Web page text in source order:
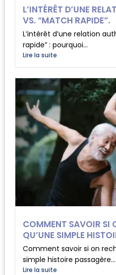
L’INTÉRÊT D’UNE
VS. “MATCH RAPIDE”.
L’intérêt d’une relation
rapide” : pourquoi...
Lire la suite
COMMENT SAVOIR SI
QU’UNE SIMPLE
Comment savoir si on
simple histoire passagère...
Lire la suite